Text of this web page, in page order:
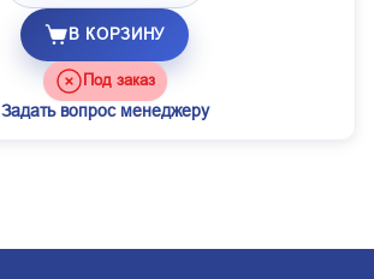
В КОРЗИНУ
Под заказ
Задать вопрос менеджеру